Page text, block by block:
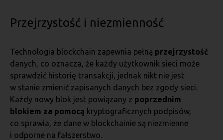
Przejrzystość i niezmienność
Technologia blockchain zapewnia pełną przejrzystość
danych, co oznacza, że każdy użytkownik sieci może
sprawdzić historię transakcji, jednak nikt nie jest
w stanie zmienić zapisanych danych bez zgody sieci.
Każdy nowy blok jest powiązany z poprzednim
blokiem za pomocą kryptograficznych podpisów,
co sprawia, że dane w blockchainie są niezmienne
i odporne na fałszerstwo.